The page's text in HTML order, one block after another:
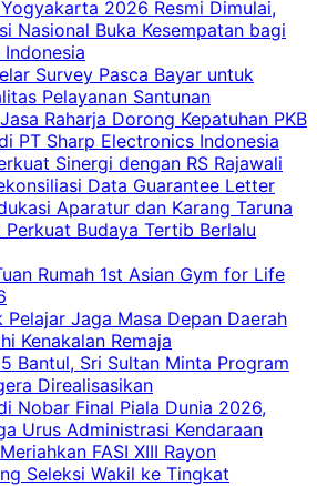
2026 Resmi Dimulai,
Nasional Buka Kesempatan bagi
Indonesia
Survey Pasca Bayar untuk
Pelayanan Santunan
Raharja Dorong Kepatuhan PKB
PT Sharp Electronics Indonesia
Sinergi dengan RS Rajawali
Data Guarantee Letter
Aparatur dan Karang Taruna
Budaya Tertib Berlalu
Rumah 1st Asian Gym for Life
Pelajar Jaga Masa Depan Daerah
Kenakalan Remaja
Bantul, Sri Sultan Minta Program
Direalisasikan
Nobar Final Piala Dunia 2026,
Urus Administrasi Kendaraan
FASI XIII Rayon
Seleksi Wakil ke Tingkat